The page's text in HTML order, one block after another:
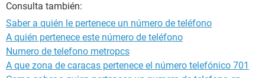
Consulta también:
Saber a quién le pertenece un número de teléfono
A quién pertenece este número de teléfono
Numero de telefono metropcs
A que zona de caracas pertenece el número telefónico 701